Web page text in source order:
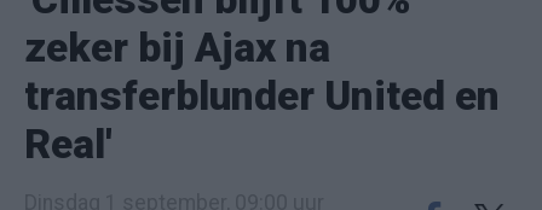
zeker bij Ajax na
transferblunder United en
Real'